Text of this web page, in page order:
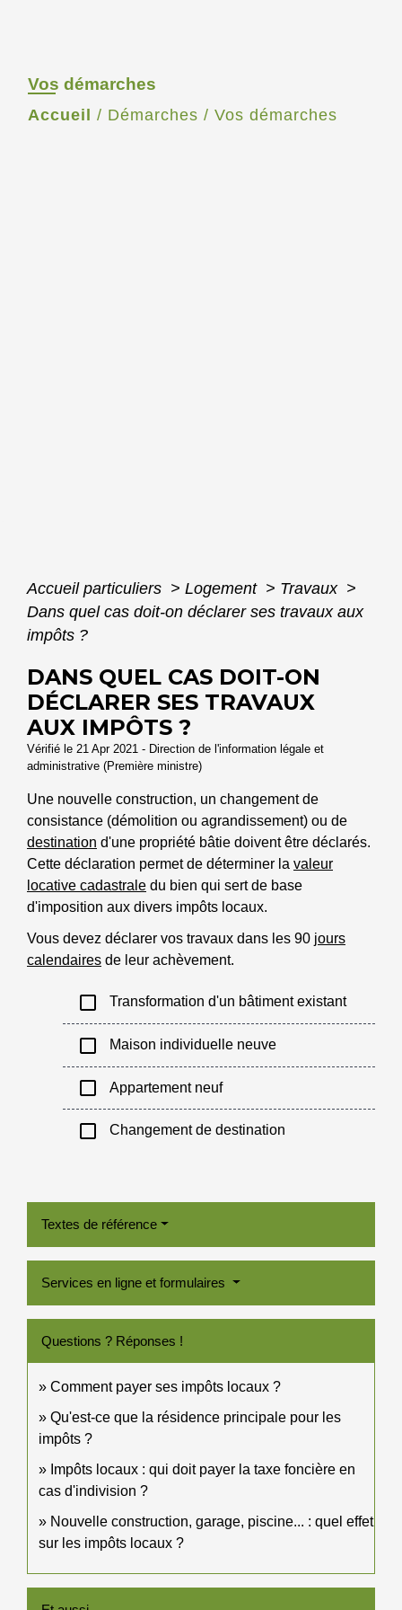
Vos démarches
Accueil / Démarches / Vos démarches
Accueil particuliers > Logement > Travaux >
Dans quel cas doit-on déclarer ses travaux aux
impôts ?
DANS QUEL CAS DOIT-ON
DÉCLARER SES TRAVAUX
AUX IMPÔTS ?
Vérifié le 21 Apr 2021 - Direction de l'information légale et
administrative (Première ministre)
Une nouvelle construction, un changement de
consistance (démolition ou agrandissement) ou de
destination d'une propriété bâtie doivent être déclarés.
Cette déclaration permet de déterminer la valeur
locative cadastrale du bien qui sert de base
d'imposition aux divers impôts locaux.
Vous devez déclarer vos travaux dans les 90 jours
calendaires de leur achèvement.
check_box_outline_blank Transformation d'un bâtiment existant
check_box_outline_blank Maison individuelle neuve
check_box_outline_blank Appartement neuf
check_box_outline_blank Changement de destination
Textes de référence
Services en ligne et formulaires
Questions ? Réponses !
Comment payer ses impôts locaux ?
Qu'est-ce que la résidence principale pour les
impôts ?
Impôts locaux : qui doit payer la taxe foncière en
cas d'indivision ?
Nouvelle construction, garage, piscine... : quel effet
sur les impôts locaux ?